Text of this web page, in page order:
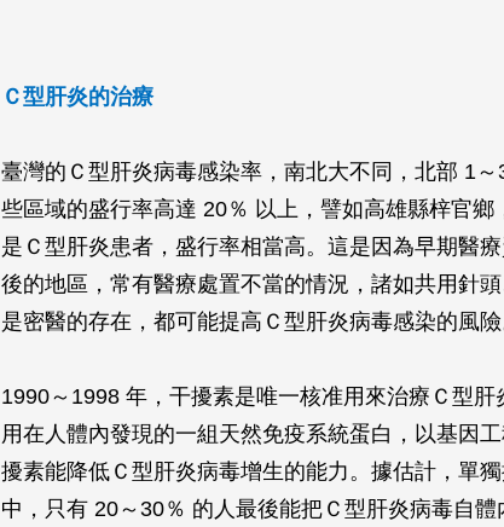
Ｃ型肝炎的治療
臺灣的Ｃ型肝炎病毒感染率，南北大不同，北部 1
些區域的盛行率高達 20％ 以上，譬如高雄縣梓官
是Ｃ型肝炎患者，盛行率相當高。這是因為早期醫
後的地區，常有醫療處置不當的情況，諸如共用針
是密醫的存在，都可能提高Ｃ型肝炎病毒感染的風險
1990～1998 年，干擾素是唯一核准用來治療Ｃ型肝
用在人體內發現的一組天然免疫系統蛋白，以基因
擾素能降低Ｃ型肝炎病毒增生的能力。據估計，單
中，只有 20～30％ 的人最後能把Ｃ型肝炎病毒自